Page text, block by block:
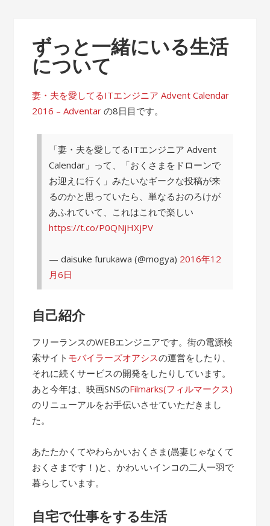
ずっと一緒にいる生活
について
妻・夫を愛してるITエンジニア Advent Calendar
2016 – Adventar の8日目です。
「妻・夫を愛してるITエンジニア Advent
Calendar」って、「おくさまをドローンで
お迎えに行く」みたいなギークな投稿が来
るのかと思っていたら、単なるおのろけが
あふれていて、これはこれで楽しい
https://t.co/P0QNjHXjPV
— daisuke furukawa (@mogya) 2016年12
月6日
自己紹介
フリーランスのWEBエンジニアです。街の電源検
索サイト モバイラーズオアシスの運営をしたり、
それに続くサービスの開発をしたりしています。
あと今年は、映画SNSのFilmarks(フィルマークス)
のリニューアルをお手伝いさせていただきまし
た。
あたたかくてやわらかいおくさま(愚妻じゃなくて
おくさまです！)と、かわいいインコの二人一羽で
暮らしています。
自宅で仕事をする生活